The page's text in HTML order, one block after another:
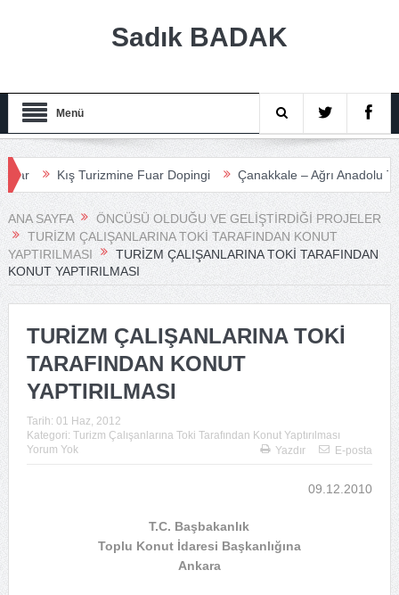
Sadık BADAK
Menü
Kış Turizmine Fuar Dopingi Çanakkale – Ağrı Anadolu Turizm
ANA SAYFA
ÖNCÜSÜ OLDUĞU VE GELIŞTIRDIĞI PROJELER
TURIZM ÇALIŞANLARINA TOKI TARAFINDAN KONUT
YAPTIRILMASI
TURİZM ÇALIŞANLARINA TOKİ TARAFINDAN
KONUT YAPTIRILMASI
TURİZM ÇALIŞANLARINA TOKİ
TARAFINDAN KONUT
YAPTIRILMASI
Tarih: 01 Haz, 2012
Kategori: Turizm Çalışanlarına Toki Tarafından Konut Yaptırılması
Yorum Yok
Yazdır E-posta
09.12.2010
T.C. Başbakanlık
Toplu Konut İdaresi Başkanlığına
Ankara